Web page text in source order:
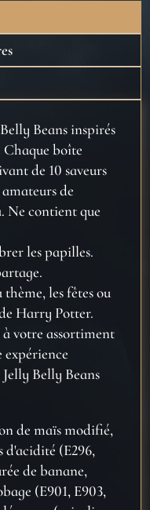
Beans inspirés
boîte
de 10 saveurs
de
Ne contient que
les papilles.
les fêtes ou
Harry Potter.
votre assortiment
expérience
Belly Beans
de maïs modifié,
(E296,
de banane,
(E901, E903,